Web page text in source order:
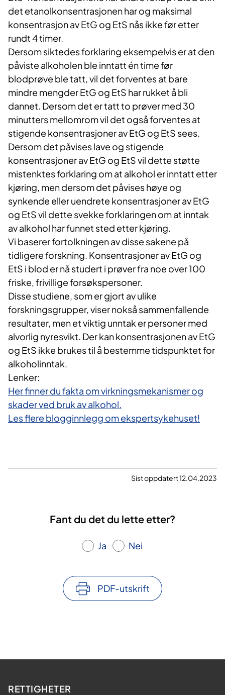
det etanolkonsentrasjonen har og maksimal
konsentrasjon av EtG og EtS nås ikke før etter
rundt 4 timer.
Dersom siktedes forklaring eksempelvis er at den
påviste alkoholen ble inntatt én time før
blodprøve ble tatt, vil det forventes at bare
mindre mengder EtG og EtS har rukket å bli
dannet. Dersom det er tatt to prøver med 30
minutters mellomrom vil det også forventes at
stigende konsentrasjoner av EtG og EtS sees.
Dersom det påvises lave og stigende
konsentrasjoner av EtG og EtS vil dette støtte
mistenktes forklaring om at alkohol er inntatt etter
kjøring, men dersom det påvises høye og
synkende eller uendrete konsentrasjoner av EtG
og EtS vil dette svekke forklaringen om at inntak
av alkohol har funnet sted etter kjøring.
Vi baserer fortolkningen av disse sakene på
tidligere forskning. Konsentrasjoner av EtG og
EtS i blod er nå studert i prøver fra noe over 100
friske, frivillige forsøkspersoner.
Disse studiene, som er gjort av ulike
forskningsgrupper, viser nokså sammenfallende
resultater, men et viktig unntak er personer med
alvorlig nyresvikt. Der kan konsentrasjonen av EtG
og EtS ikke brukes til å bestemme tidspunktet for
alkoholinntak.
Lenker:
Her finner du fakta om virkningsmekanismer og
skader ved bruk av alkohol.
Les flere blogginnlegg om ekspertsykehuset!
Sist oppdatert 12.04.2023
Fant du det du lette etter?
Ja Nei
PDF-utskrift
RETTIGHETER